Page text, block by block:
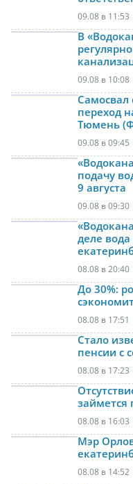
09.08 в 11:53
В
09.08 в 10:08
переход
Тюмень
09.08 в 09:45
подачу
9 августа
09.08 в 09:30
деле
08.08 в 20:40
До 30%:
08.08 в 17:51
Стало
пенсии с
08.08 в 17:23
займется
08.08 в 16:03
Мэр
08.08 в 14:52